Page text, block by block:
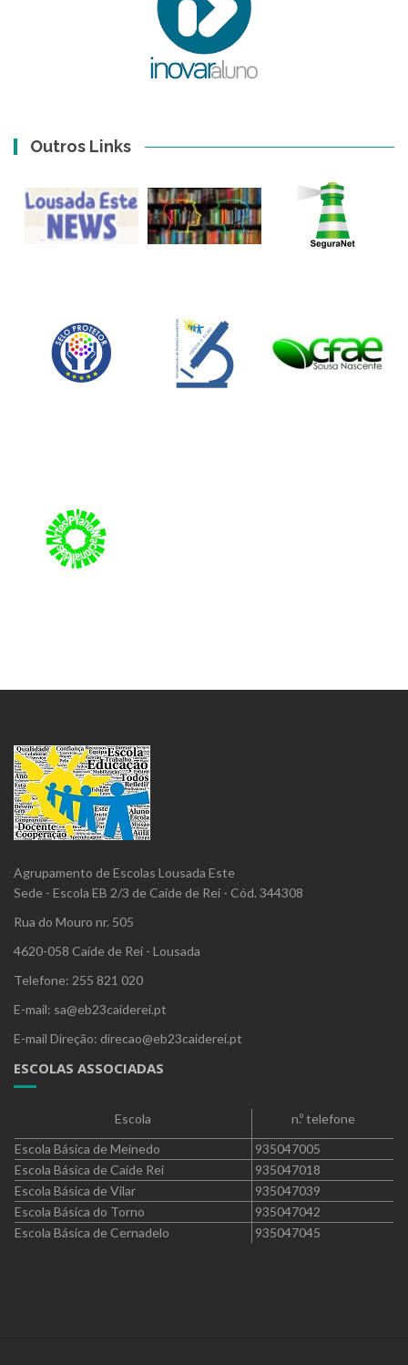
Outros Links
Agrupamento de Escolas Lousada Este
Sede - Escola EB 2/3 de Caíde de Rei - Cód. 344308
Rua do Mouro nr. 505
4620-058 Caíde de Rei - Lousada
Telefone: 255 821 020
E-mail: sa@eb23caiderei.pt
E-mail Direção: direcao@eb23caiderei.pt
ESCOLAS ASSOCIADAS
Escola
n.º telefone
Escola Básica de Meinedo
935047005
Escola Básica de Caíde Rei
935047018
Escola Básica de Vilar
935047039
Escola Básica do Torno
935047042
Escola Básica de Cernadelo
935047045